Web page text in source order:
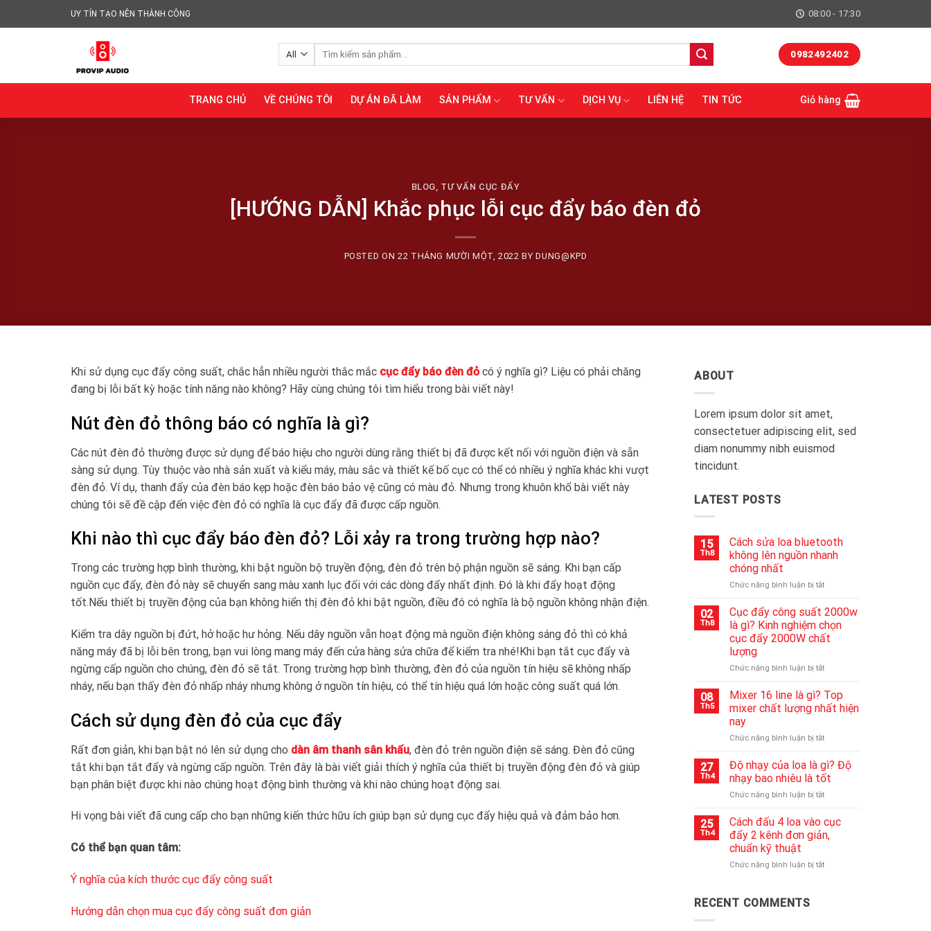
to
UY TÍN TẠO NÊN THÀNH CÔNG 08:00 - 17:30
Tìm
0982492402
TRANG CHỦ VỀ CHÚNG TÔI DỰ ÁN ĐÃ LÀM SẢN PHẨM TƯ VẤN DỊCH VỤ LIÊN HỆ TIN TỨC Giỏ hàng
BLOG TƯ VẤN CỤC ĐẨY
[HƯỚNG DẪN] Khắc phục lỗi cục đẩy báo đèn đỏ
POSTED ON 22 THÁNG MƯỜI MỘT, 2022 BYDUNG@KPD
Khi sử dụng cục đẩy công suất, chắc hẳn nhiều người thắc mắc cục đẩy báo đèn đỏcó ý nghĩa gì? Liệu có phải chăng
đang bị lỗi bất kỳ hoặc tính năng nào không? Hãy cùng chúng tôi tìm hiểu trong bài viết này!
Nút đèn đỏ thông báo có nghĩa là gì?
Các nút đèn đỏ thường được sử dụng để báo hiệu cho người dùng rằng thiết bị đã được kết nối với nguồn điện và sẵn
sàng sử dụng. Tùy thuộc vào nhà sản xuất và kiểu máy, màu sắc và thiết kế bố cục có thể có nhiều ý nghĩa khác khi vượt
đèn đỏ. Ví dụ, thanh đẩy của đèn báo kẹp hoặc đèn báo bảo vệ cũng có màu đỏ. Nhưng trong khuôn khổ bài viết này
chúng tôi sẽ đề cập đến việc đèn đỏ có nghĩa là cục đẩy đã được cấp nguồn.
Khi nào thì cục đẩy báo đèn đỏ? Lỗi xảy ra trong trường hợp nào?
Trong các trường hợp bình thường, khi bật nguồn bộ truyền động, đèn đỏ trên bộ phận nguồn sẽ sáng. Khi bạn cấp
nguồn cục đẩy, đèn đỏ này sẽ chuyển sang màu xanh lục đối với các dòng đẩy nhất định. Đó là khi đẩy hoạt động
tốt.Nếu thiết bị truyền động của bạn không hiển thị đèn đỏ khi bật nguồn, điều đó có nghĩa là bộ nguồn không nhận điện.
Kiểm tra dây nguồn bị đứt, hở hoặc hư hỏng. Nếu dây nguồn vẫn hoạt động mà nguồn điện không sáng đỏ thì có khả
năng máy đã bị lỗi bên trong, bạn vui lòng mang máy đến cửa hàng sửa chữa để kiểm tra nhé!Khi bạn tắt cục đẩy và
ngừng cấp nguồn cho chúng, đèn đỏ sẽ tắt. Trong trường hợp bình thường, đèn đỏ của nguồn tín hiệu sẽ không nhấp
nháy, nếu bạn thấy đèn đỏ nhấp nháy nhưng không ở nguồn tín hiệu, có thể tín hiệu quá lớn hoặc công suất quá lớn.
Cách sử dụng đèn đỏ của cục đẩy
Rất đơn giản, khi bạn bật nó lên sử dụng cho dàn âm thanh sân khấu, đèn đỏ trên nguồn điện sẽ sáng. Đèn đỏ cũng
tắt khi bạn tắt đẩy và ngừng cấp nguồn. Trên đây là bài viết giải thích ý nghĩa của thiết bị truyền động đèn đỏ và giúp
bạn phân biệt được khi nào chúng hoạt động bình thường và khi nào chúng hoạt động sai.
Hi vọng bài viết đã cung cấp cho bạn những kiến thức hữu ích giúp bạn sử dụng cục đẩy hiệu quả và đảm bảo hơn.
Có thể bạn quan tâm:
Ý nghĩa của kích thước cục đẩy công suất
Hướng dẫn chọn mua cục đẩy công suất đơn giản
ABOUT
Lorem ipsum dolor sit amet,
consectetuer adipiscing elit, sed
diam nonummy nibh euismod
tincidunt.
LATEST POSTS
15
Th8
Cách sửa loa bluetooth
không lên nguồn nhanh
chóng nhất
Chức năng bình luận bị tắtở
sửa
loa
bluetooth
không
nguồn
chóng
nhất
02
Th8
Cục đẩy công suất 2000w
là gì? Kinh nghiệm chọn
cục đẩy 2000W chất
lượng
Chức năng bình luận bị tắtở
đẩy
công
suất
là
Kinh
nghiệm
cục
2000W
chất
08
Th5
Mixer 16 line là gì? Top
mixer chất lượng nhất hiện
nay
Chức năng bình luận bị tắtở
16
line
là
gì?
mixer
chất
hiện
27
Th4
Độ nhạy của loa là gì? Độ
nhạy bao nhiêu là tốt
Chức năng bình luận bị tắtở
nhạy
của
loa
gì?
25
Th4
Cách đấu 4 loa vào cục
đẩy 2 kênh đơn giản,
chuẩn kỹ thuật
Chức năng bình luận bị tắtở
RECENT COMMENTS